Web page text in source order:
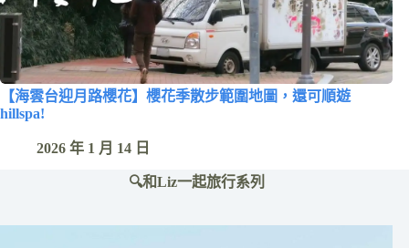
【海雲台迎月路櫻花】櫻花季散步範圍地圖，還可順遊
hillspa!
2026 年 1 月 14 日
🔍和Liz一起旅行系列